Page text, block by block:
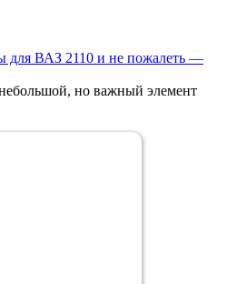
для ВАЗ 2110 и не пожалеть —
но важный элемент